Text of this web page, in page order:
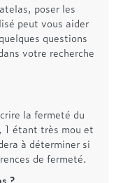
poser les
peut vous aider
questions
votre recherche
la fermeté du
1 étant très mou et
à déterminer si
de fermeté.
?